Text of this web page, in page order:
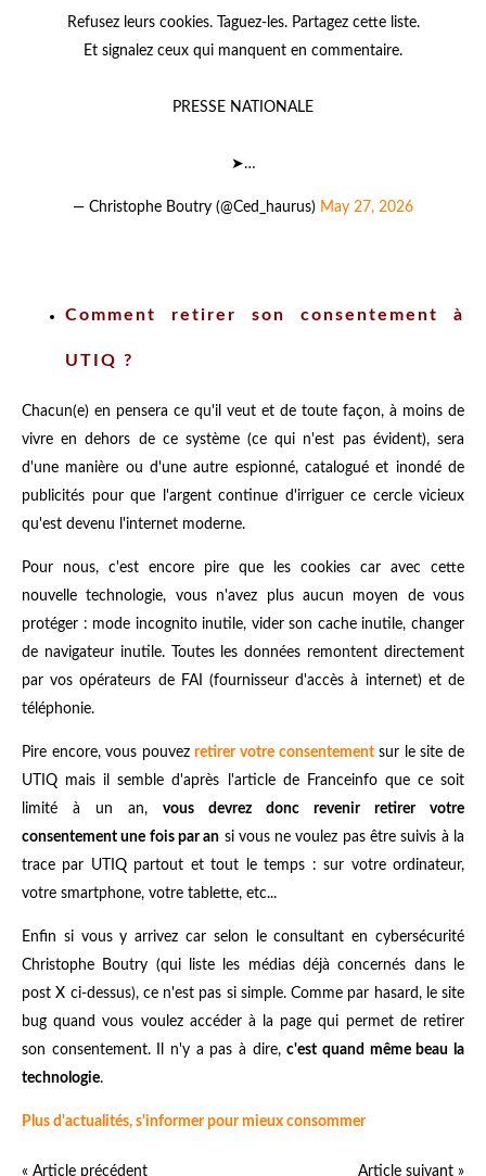
Refusez leurs cookies. Taguez-les. Partagez cette liste.
Et signalez ceux qui manquent en commentaire.
PRESSE NATIONALE
➤…
— Christophe Boutry (@Ced_haurus) May 27, 2026
Comment retirer son consentement à
UTIQ ?
Chacun(e) en pensera ce qu'il veut et de toute façon, à moins de
vivre en dehors de ce système (ce qui n'est pas évident), sera
d'une manière ou d'une autre espionné, catalogué et inondé de
publicités pour que l'argent continue d'irriguer ce cercle vicieux
qu'est devenu l'internet moderne.
Pour nous, c'est encore pire que les cookies car avec cette
nouvelle technologie, vous n'avez plus aucun moyen de vous
protéger : mode incognito inutile, vider son cache inutile, changer
de navigateur inutile. Toutes les données remontent directement
par vos opérateurs de FAI (fournisseur d'accès à internet) et de
téléphonie.
Pire encore, vous pouvezretirer votre consentementsur le site de
UTIQ mais il semble d'après l'article de Franceinfo que ce soit
limité à un an, vous devrez donc revenir retirer votre
consentement une fois par an si vous ne voulez pas être suivis à la
trace par UTIQ partout et tout le temps : sur votre ordinateur,
votre smartphone, votre tablette, etc...
Enfin si vous y arrivez car selon le consultant en cybersécurité
Christophe Boutry (qui liste les médias déjà concernés dans le
post X ci-dessus), ce n'est pas si simple. Comme par hasard, le site
bug quand vous voulez accéder à la page qui permet de retirer
son consentement. Il n'y a pas à dire,c'est quand même beau la
technologie.
Plus d'actualités, s'informer pour mieux consommer
« Article précédent Article suivant »